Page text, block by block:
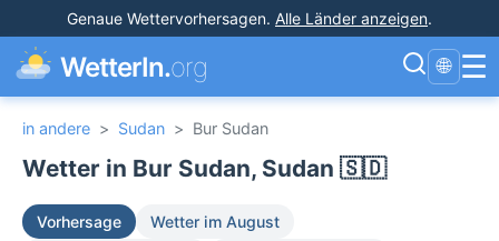
Genaue Wettervorhersagen. Alle Länder anzeigen.
WetterIn.org 🌐 ☰
in andere > Sudan > Bur Sudan
Wetter in Bur Sudan, Sudan 🇸🇩
Vorhersage
Wetter im August